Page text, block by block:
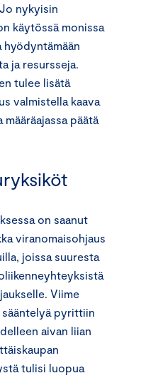
nykyisin
käytössä monissa
hyödyntämään
ja resursseja.
tulee lisätä
valmistella kaava
päätä
on saanut
viranomaisohjaus
joissa suuresta
Viime
sääntelyä pyrittiin
aivan liian
tulisi luopua